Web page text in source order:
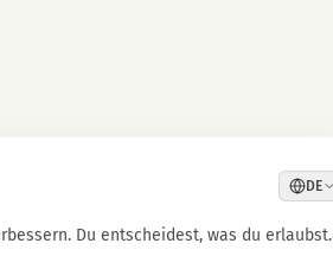
DE
Du entscheidest, was du erlaubst.